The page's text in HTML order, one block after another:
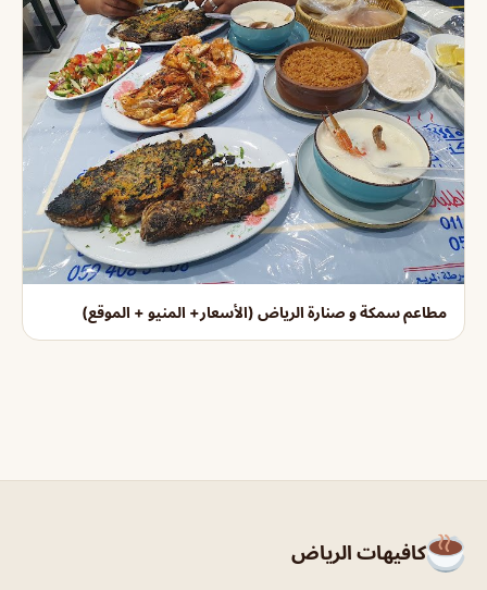
مطاعم سمكة و صنارة الرياض (الأسعار+ المنيو + الموقع)
كافيهات الرياض